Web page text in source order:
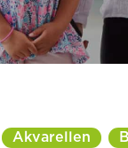
Akvarellen